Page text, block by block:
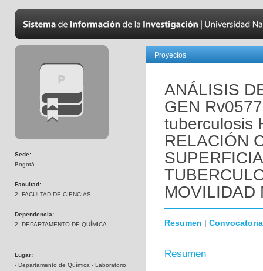
Sede:
Bogotá
Facultad:
2- FACULTAD DE CIENCIAS
Dependencia:
2- DEPARTAMENTO DE QUÍMICA
Lugar:
- Departamento de Química - Laboratorio
Proyectos
ANÁLISIS
GEN
tuberculosis
RELACIÓN
MOVILIDAD
Resumen | Convocatoria
Resumen